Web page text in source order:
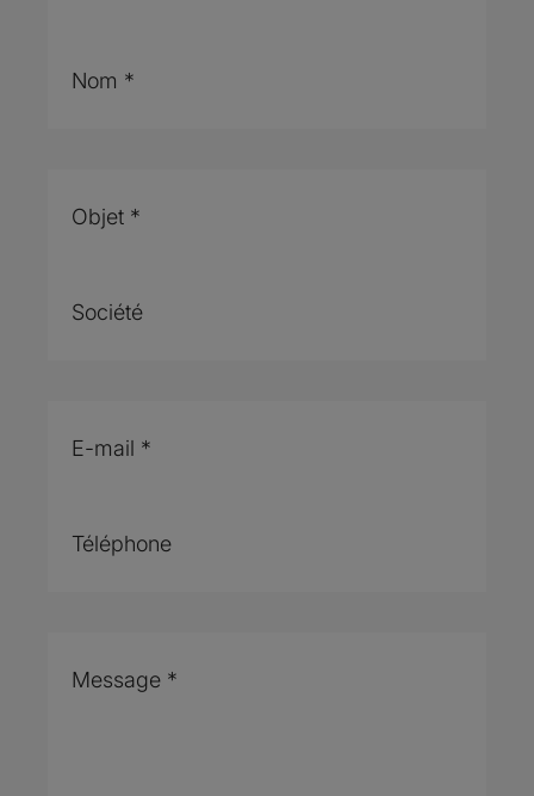
Nom *
Objet *
Société
E-mail *
Téléphone
Message *